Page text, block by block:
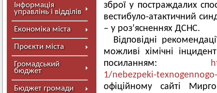
Інформація
управлінь і відділів
Економіка міста
Проєкти міста
Громадський
бюджет
Бюджет громади
зброї у постраждалих
вестибуло-атактичний
– у роз’ясненнях ДСНС.
Відповідні
можливі хімічні
посиланням:
1/nebezpeki-
офіційному сайті